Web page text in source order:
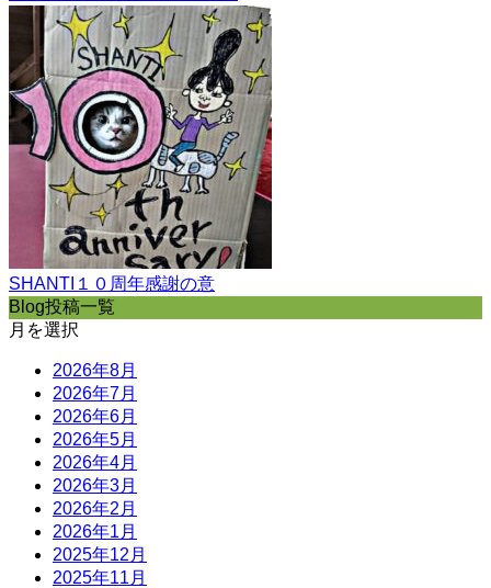
SHANTI１０周年感謝の意
Blog投稿一覧
月を選択
2026年8月
2026年7月
2026年6月
2026年5月
2026年4月
2026年3月
2026年2月
2026年1月
2025年12月
2025年11月